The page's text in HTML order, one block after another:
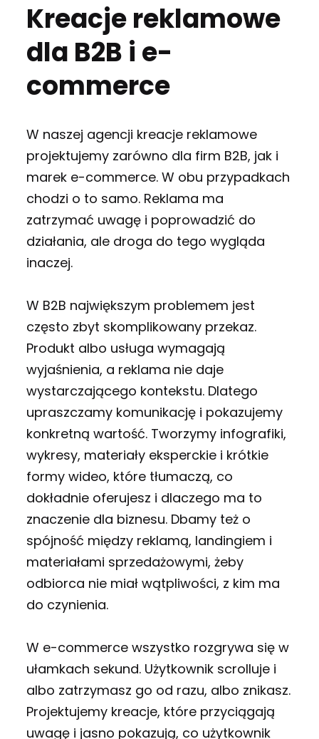
Kreacje reklamowe
dla B2B i e-
commerce
W naszej agencji kreacje reklamowe
projektujemy zarówno dla firm B2B, jak i
marek e-commerce. W obu przypadkach
chodzi o to samo. Reklama ma
zatrzymać uwagę i poprowadzić do
działania, ale droga do tego wygląda
inaczej.
W B2B największym problemem jest
często zbyt skomplikowany przekaz.
Produkt albo usługa wymagają
wyjaśnienia, a reklama nie daje
wystarczającego kontekstu. Dlatego
upraszczamy komunikację i pokazujemy
konkretną wartość. Tworzymy infografiki,
wykresy, materiały eksperckie i krótkie
formy wideo, które tłumaczą, co
dokładnie oferujesz i dlaczego ma to
znaczenie dla biznesu. Dbamy też o
spójność między reklamą, landingiem i
materiałami sprzedażowymi, żeby
odbiorca nie miał wątpliwości, z kim ma
do czynienia.
W e-commerce wszystko rozgrywa się w
ułamkach sekund. Użytkownik scrolluje i
albo zatrzymasz go od razu, albo znikasz.
Projektujemy kreacje, które przyciągają
uwagę i jasno pokazują, co użytkownik